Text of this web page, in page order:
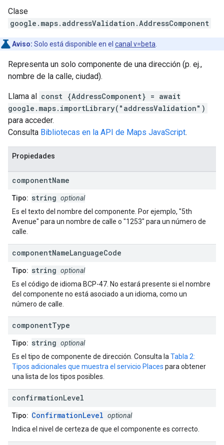
Clase
google.maps.addressValidation .AddressComponent
Aviso: Solo está disponible en el canal v=beta
Representa un solo componente de una dirección (p. ej.,
nombre de la calle, ciudad).
Llama al const {AddressComponent} = await
google.maps.importLibrary("addressValidation")
para acceder.
Consulta Bibliotecas en la API de Maps JavaScript.
Propiedades
componentName
Tipo: string optional
Es el texto del nombre del componente. Por ejemplo, "5th
Avenue" para un nombre de calle o "1253" para un número de
calle.
componentNameLanguageCode
Tipo: string optional
Es el código de idioma BCP-47. No estará presente si el nombre
del componente no está asociado a un idioma, como un
número de calle.
componentType
Tipo: string optional
Es el tipo de componente de dirección. Consulta la Tabla 2:
Tipos adicionales que muestra el servicio Places para obtener
una lista de los tipos posibles.
confirmationLevel
Tipo: ConfirmationLevel optional
Indica el nivel de certeza de que el componente es correcto.